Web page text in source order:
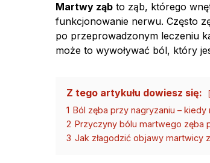
Martwy ząb to ząb, którego
funkcjonowanie nerwu. Często
po przeprowadzonym leczeniu
może to wywoływać ból, który
Z tego artykułu dowiesz się:
1 Ból zęba przy nagryzaniu –
2 Przyczyny bólu martwego zęba
3 Jak złagodzić objawy martwicy